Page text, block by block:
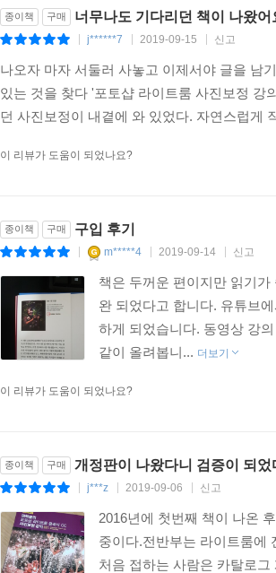
종이책 구매 너무나도 기다리던 책이 나왔어
j******7 2019-09-15 신고
나오자 마자 서둘러 사놓고 이제서야 글을 남
있는 것을 찾다 '포토샵 라이트룸 사진보정 강
던 사진보정이 내곁에 와 있었다. 자연스럽게
이 리뷰가 도움이 되었나요?
종이책 구매 구입 후기
m*****4 2019-09-14 신고
책은 두꺼운 편이지만 읽기
완 되었다고 합니다. 유튜브
하게 되었습니다. 동영상 강
같이 올려봅니... 더보기
이 리뷰가 도움이 되었나요?
종이책 구매 개정판이 나왔다니 검증이 되었
j***z 2019-09-06 신고
2016년에 첫번째 책이 나온
중이다.전반부는 라이트룸에
처음 접하는 사람은 카탈로